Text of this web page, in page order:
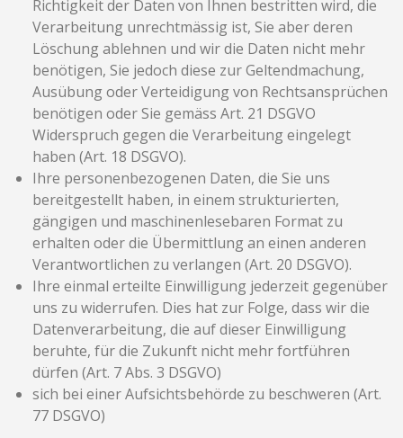
Richtigkeit der Daten von Ihnen bestritten wird, die
Verarbeitung unrechtmässig ist, Sie aber deren
Löschung ablehnen und wir die Daten nicht mehr
benötigen, Sie jedoch diese zur Geltendmachung,
Ausübung oder Verteidigung von Rechtsansprüchen
benötigen oder Sie gemäss Art. 21 DSGVO
Widerspruch gegen die Verarbeitung eingelegt
haben (Art. 18 DSGVO).
Ihre personenbezogenen Daten, die Sie uns
bereitgestellt haben, in einem strukturierten,
gängigen und maschinenlesebaren Format zu
erhalten oder die Übermittlung an einen anderen
Verantwortlichen zu verlangen (Art. 20 DSGVO).
Ihre einmal erteilte Einwilligung jederzeit gegenüber
uns zu widerrufen. Dies hat zur Folge, dass wir die
Datenverarbeitung, die auf dieser Einwilligung
beruhte, für die Zukunft nicht mehr fortführen
dürfen (Art. 7 Abs. 3 DSGVO)
sich bei einer Aufsichtsbehörde zu beschweren (Art.
77 DSGVO)